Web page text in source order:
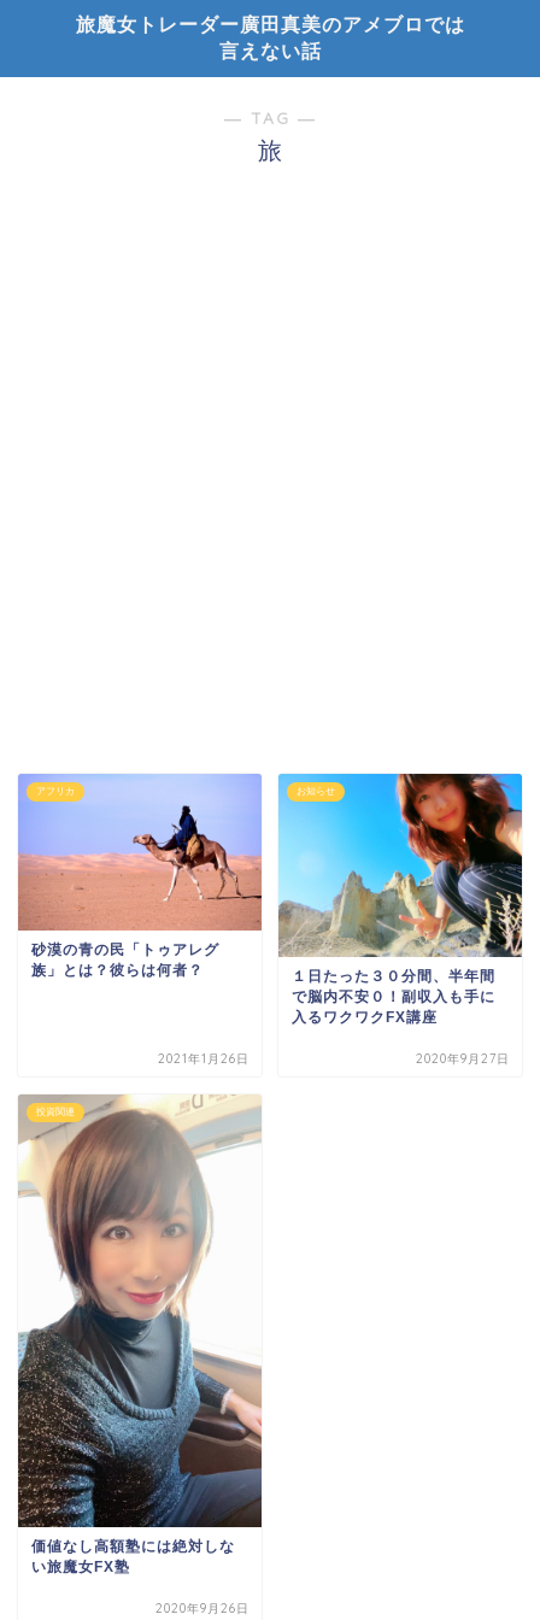
旅魔女トレーダー廣田真美のアメブロでは
言えない話
― TAG ―
旅
アフリカ
砂漠の青の民「トゥアレグ
族」とは？彼らは何者？
2021年1月26日
お知らせ
１日たった３０分間、半年間
で脳内不安０！副収入も手に
入るワクワクFX講座
2020年9月27日
投資関連
価値なし高額塾には絶対しな
い旅魔女FX塾
2020年9月26日